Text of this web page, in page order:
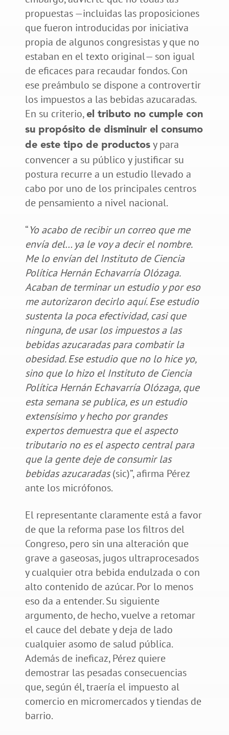
propuestas —incluidas las proposiciones
que fueron introducidas por iniciativa
propia de algunos congresistas y que no
estaban en el texto original— son igual
de eficaces para recaudar fondos. Con
ese preámbulo se dispone a controvertir
los impuestos a las bebidas azucaradas.
En su criterio, el tributo no cumple con
su propósito de disminuir el consumo
de este tipo de productosy para
convencer a su público y justificar su
postura recurre a un estudio llevado a
cabo por uno de los principales centros
de pensamiento a nivel nacional.
“Yo acabo de recibir un correo que me
envía del… ya le voy a decir el nombre.
Me lo envían del Instituto de Ciencia
Política Hernán Echavarría Olózaga.
Acaban de terminar un estudio y por eso
me autorizaron decirlo aquí. Ese estudio
sustenta la poca efectividad, casi que
ninguna, de usar los impuestos a las
bebidas azucaradas para combatir la
obesidad. Ese estudio que no lo hice yo,
sino que lo hizo el Instituto de Ciencia
Política Hernán Echavarría Olózaga, que
esta semana se publica, es un estudio
extensísimo y hecho por grandes
expertos demuestra que el aspecto
tributario no es el aspecto central para
que la gente deje de consumir las
bebidas azucaradas(sic)”, afirma Pérez
ante los micrófonos.
El representante claramente está a favor
de que la reforma pase los filtros del
Congreso, pero sin una alteración que
grave a gaseosas, jugos ultraprocesados
y cualquier otra bebida endulzada o con
alto contenido de azúcar. Por lo menos
eso da a entender. Su siguiente
argumento, de hecho, vuelve a retomar
el cauce del debate y deja de lado
cualquier asomo de salud pública.
Además de ineficaz, Pérez quiere
demostrar las pesadas consecuencias
que, según él, traería el impuesto al
comercio en micromercados y tiendas de
barrio.